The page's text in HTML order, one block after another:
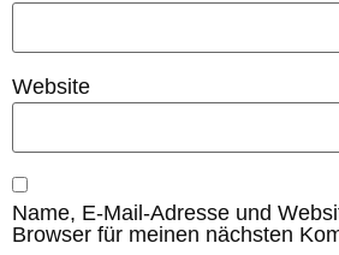
Website
Name, E-Mail-Adresse und
Browser für meinen nächsten